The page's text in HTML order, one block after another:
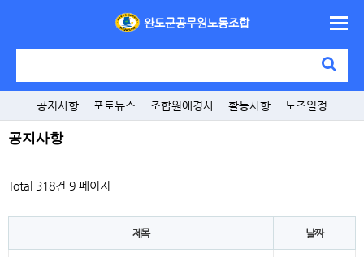
완도군공무원노동조합
공지사항 포토뉴스 조합원애경사 활동사항 노조일정
공지사항
Total 318건 9 페이지
제목 날짜